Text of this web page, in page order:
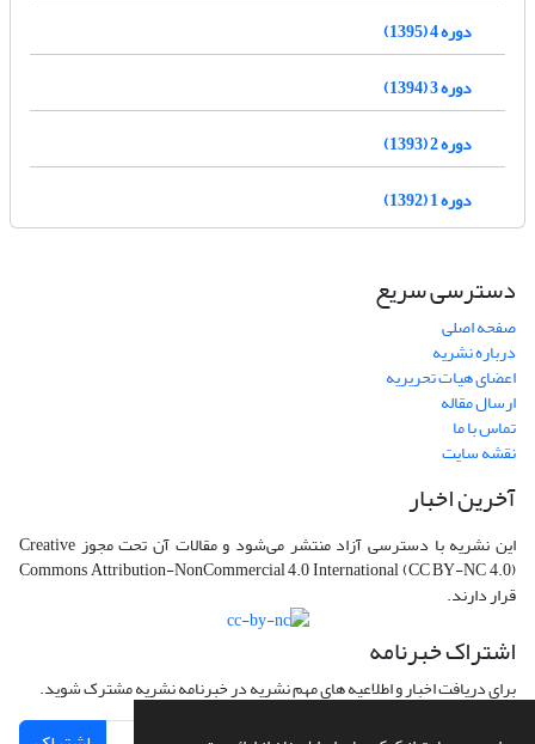
دوره 4 (1395)
دوره 3 (1394)
دوره 2 (1393)
دوره 1 (1392)
دسترسی سریع
صفحه اصلی
درباره نشریه
اعضای هیات تحریریه
ارسال مقاله
تماس با ما
نقشه سایت
آخرین اخبار
این نشریه با دسترسی آزاد منتشر می‌شود و مقالات آن تحت مجوز Creative
Commons Attribution-NonCommercial 4.0 International (CC BY-NC 4.0)
قرار دارند.
اشتراک خبرنامه
برای دریافت اخبار و اطلاعیه های مهم نشریه در خبرنامه نشریه مشترک شوید.